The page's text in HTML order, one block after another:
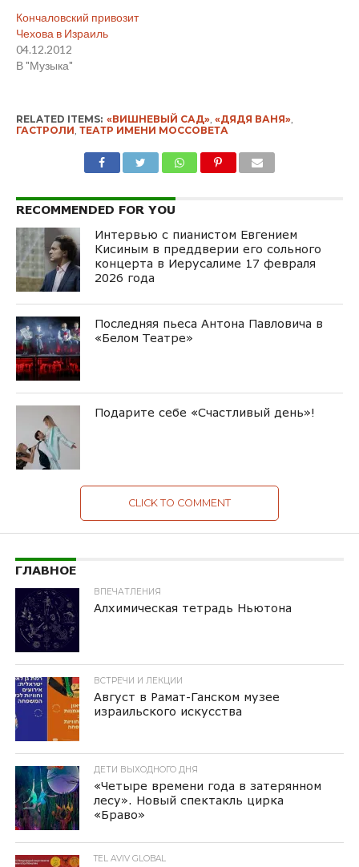
Кончаловский привозит
Чехова в Израиль
04.12.2012
В "Музыка"
RELATED ITEMS: «ВИШНЕВЫЙ САД», «ДЯДЯ ВАНЯ»,
ГАСТРОЛИ, ТЕАТР ИМЕНИ МОССОВЕТА
RECOMMENDED FOR YOU
Интервью с пианистом Евгением
Кисиным в преддверии его сольного
концерта в Иерусалиме 17 февраля
2026 года
Последняя пьеса Антона Павловича в
«Белом Театре»
Подарите себе «Счастливый день»!
CLICK TO COMMENT
ГЛАВНОЕ
ВПЕЧАТЛЕНИЯ
Алхимическая тетрадь Ньютона
ВСТРЕЧИ И ЛЕКЦИИ
Август в Рамат-Ганском музее
израильского искусства
ДЕТИ ВЫХОДНОГО ДНЯ
«Четыре времени года в затерянном
лесу». Новый спектакль цирка
«Браво»
TEL AVIV GLOBAL